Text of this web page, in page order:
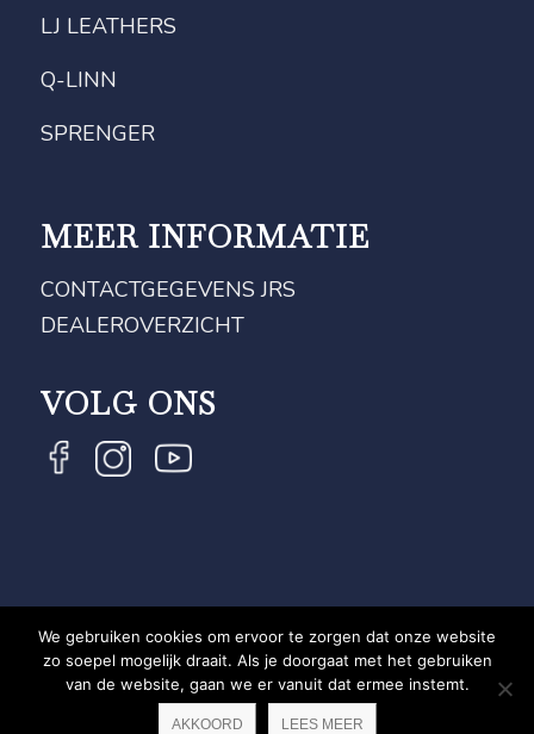
LJ LEATHERS
Q-LINN
SPRENGER
MEER INFORMATIE
CONTACTGEGEVENS JRS
DEALEROVERZICHT
VOLG ONS
COPYRIGHT JRS - EQUESTRIAN BRAND EXPERT -
PRIVACYVERKLARING
WEBSITE DOOR NEWMORE
We gebruiken cookies om ervoor te zorgen dat onze website
zo soepel mogelijk draait. Als je doorgaat met het gebruiken
van de website, gaan we er vanuit dat ermee instemt.
AKKOORD LEES MEER